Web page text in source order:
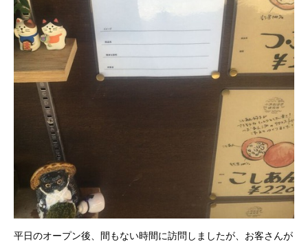
平日のオープン後、間もない時間に訪問しましたが、お客さんが